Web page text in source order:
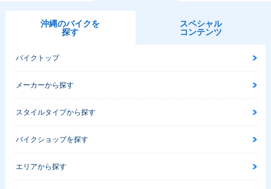
沖縄のバイクを
探す
スペシャル
コンテンツ
バイクトップ
メーカーから探す
スタイルタイプから探す
バイクショップを探す
エリアから探す